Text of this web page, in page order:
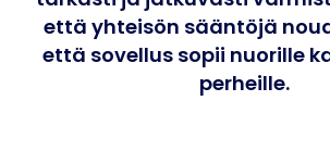
että yhteisön sääntöjä
että sovellus sopii nuorille
perheille.